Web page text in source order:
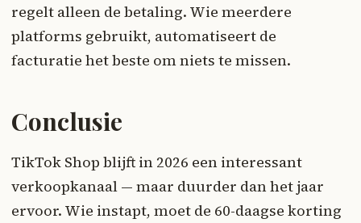
regelt alleen de betaling. Wie meerdere
platforms gebruikt, automatiseert de
facturatie het beste om niets te missen.
Conclusie
TikTok Shop blijft in 2026 een interessant
verkoopkanaal — maar duurder dan het jaar
ervoor. Wie instapt, moet de 60-daagse korting